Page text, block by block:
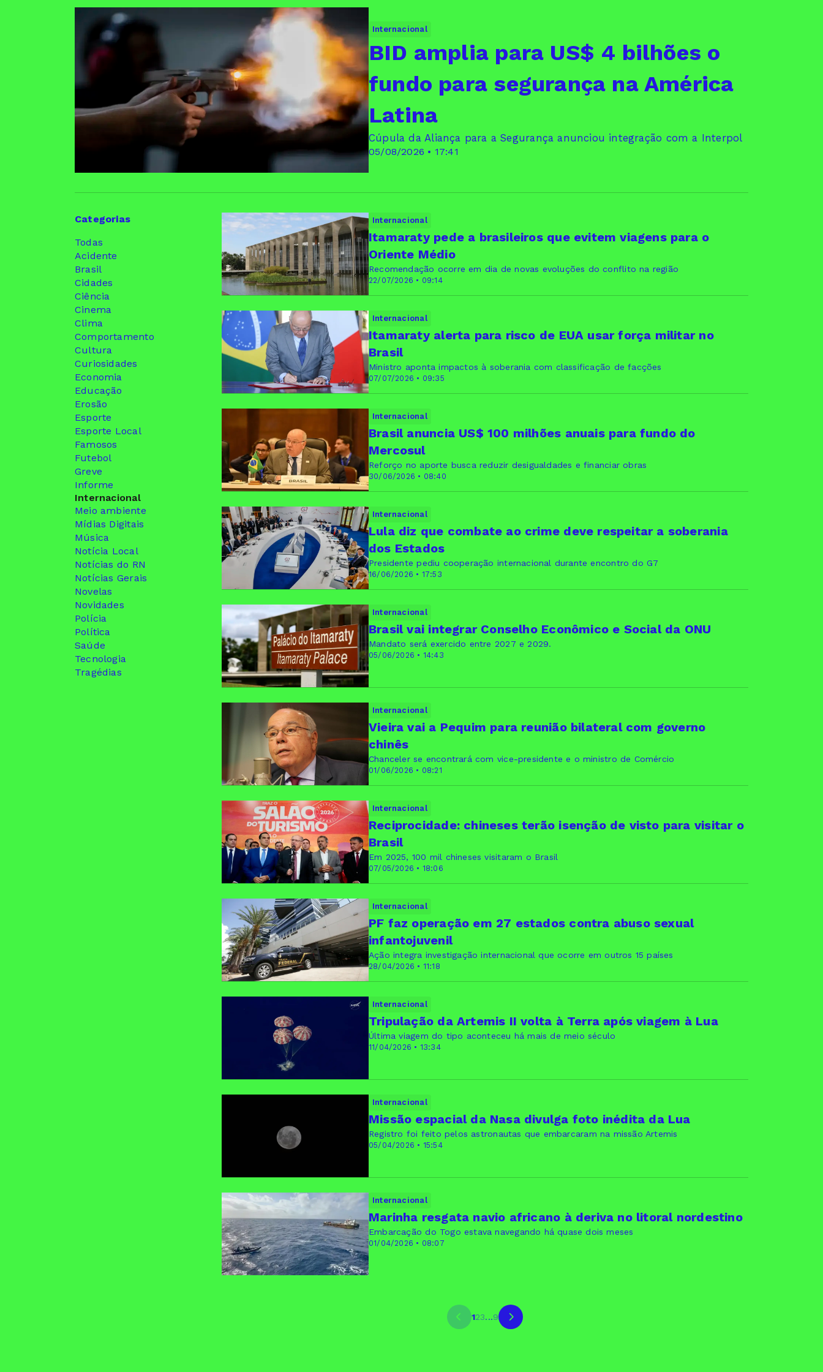
Internacional
05/08/2026 • 17:41
BID amplia para US$ 4 bilhões o
fundo para segurança na América
Latina
Cúpula da Aliança para a Segurança anunciou integração com a Interpol
Categorias
Todas
Acidente
Brasil
Cidades
Ciência
Cinema
Clima
Comportamento
Cultura
Curiosidades
Economia
Educação
Erosão
Esporte
Esporte Local
Famosos
Futebol
Greve
Informe
Internacional
Meio ambiente
Mídias Digitais
Música
Notícia Local
Notícias do RN
Notícias Gerais
Novelas
Novidades
Polícia
Política
Saúde
Tecnologia
Tragédias
Internacional
22/07/2026 • 09:14
Itamaraty pede a brasileiros que evitem viagens para o
Oriente Médio
Recomendação ocorre em dia de novas evoluções do conflito na região
Internacional
07/07/2026 • 09:35
Itamaraty alerta para risco de EUA usar força militar no
Brasil
Ministro aponta impactos à soberania com classificação de facções
Internacional
30/06/2026 • 08:40
Brasil anuncia US$ 100 milhões anuais para fundo do
Mercosul
Reforço no aporte busca reduzir desigualdades e financiar obras
Internacional
16/06/2026 • 17:53
Lula diz que combate ao crime deve respeitar a soberania
dos Estados
Presidente pediu cooperação internacional durante encontro do G7
Internacional
05/06/2026 • 14:43
Brasil vai integrar Conselho Econômico e Social da ONU
Mandato será exercido entre 2027 e 2029.
Internacional
01/06/2026 • 08:21
Vieira vai a Pequim para reunião bilateral com governo
chinês
Chanceler se encontrará com vice-presidente e o ministro de Comércio
Internacional
07/05/2026 • 18:06
Reciprocidade: chineses terão isenção de visto para visitar o
Brasil
Em 2025, 100 mil chineses visitaram o Brasil
Internacional
28/04/2026 • 11:18
PF faz operação em 27 estados contra abuso sexual
infantojuvenil
Ação integra investigação internacional que ocorre em outros 15 países
Internacional
11/04/2026 • 13:34
Tripulação da Artemis II volta à Terra após viagem à Lua
Última viagem do tipo aconteceu há mais de meio século
Internacional
05/04/2026 • 15:54
Missão espacial da Nasa divulga foto inédita da Lua
Registro foi feito pelos astronautas que embarcaram na missão Artemis
Internacional
01/04/2026 • 08:07
Marinha resgata navio africano à deriva no litoral nordestino
Embarcação do Togo estava navegando há quase dois meses
123...9